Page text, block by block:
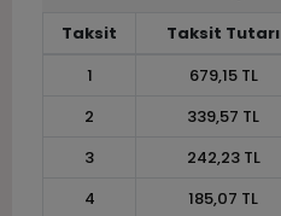
Taksit Taksit Tutarı
1
679,15 TL
2
339,57 TL
3
242,23 TL
4
185,07 TL